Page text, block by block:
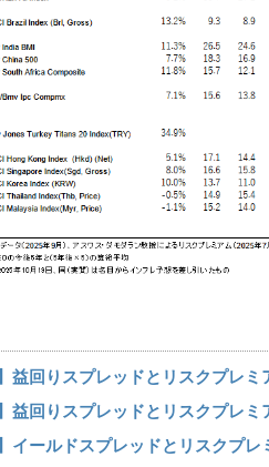
益回りスプレッドとリスクプレミ
益回りスプレッドとリスクプレミ
イールドスプレッドとリスクプレ